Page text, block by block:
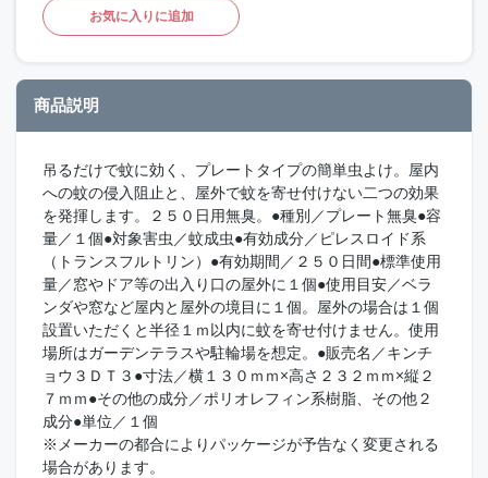
お気に入りに追加
商品説明
吊るだけで蚊に効く、プレートタイプの簡単虫よけ。屋内
への蚊の侵入阻止と、屋外で蚊を寄せ付けない二つの効果
を発揮します。２５０日用無臭。●種別／プレート無臭●容
量／１個●対象害虫／蚊成虫●有効成分／ピレスロイド系
（トランスフルトリン）●有効期間／２５０日間●標準使用
量／窓やドア等の出入り口の屋外に１個●使用目安／ベラ
ンダや窓など屋内と屋外の境目に１個。屋外の場合は１個
設置いただくと半径１ｍ以内に蚊を寄せ付けません。使用
場所はガーデンテラスや駐輪場を想定。●販売名／キンチ
ョウ３ＤＴ３●寸法／横１３０ｍｍ×高さ２３２ｍｍ×縦２
７ｍｍ●その他の成分／ポリオレフィン系樹脂、その他２
成分●単位／１個
※メーカーの都合によりパッケージが予告なく変更される
場合があります。